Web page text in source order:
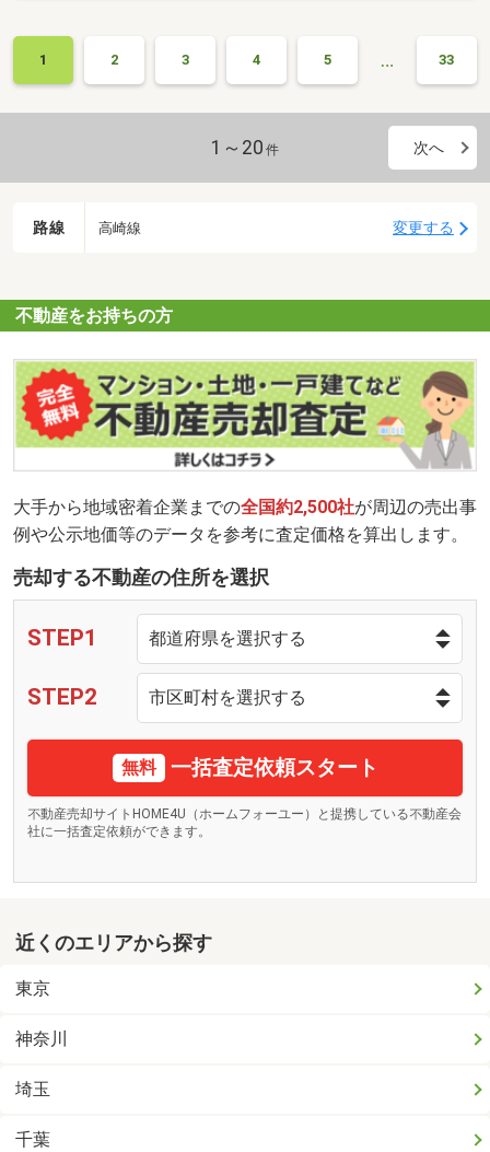
1 2 3 4 5 … 33
1～20 件 次へ
路線 高崎線 変更する
不動産をお持ちの方
大手から地域密着企業までの全国約2,500社が周辺の売出事
例や公示地価等のデータを参考に査定価格を算出します。
売却する不動産の住所を選択
STEP1
STEP2
無料 一括査定依頼スタート
不動産売却サイトHOME4U（ホームフォーユー）と提携している不動産会
社に一括査定依頼ができます。
近くのエリアから探す
東京
神奈川
埼玉
千葉